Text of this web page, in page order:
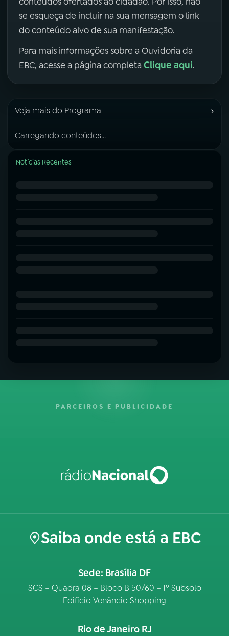
se esqueça de incluir na sua mensagem o link
do conteúdo alvo de sua manifestação.
Para mais informações sobre a Ouvidoria da
EBC, acesse a página completa Clique aqui.
Veja mais do Programa ›
Carregando conteúdos...
Notícias Recentes
PARCEIROS E PUBLICIDADE
Saiba onde está a EBC
Sede: Brasília DF
SCS – Quadra 08 – Bloco B 50/60 – 1º Subsolo
Edifício Venâncio Shopping
Rio de Janeiro RJ